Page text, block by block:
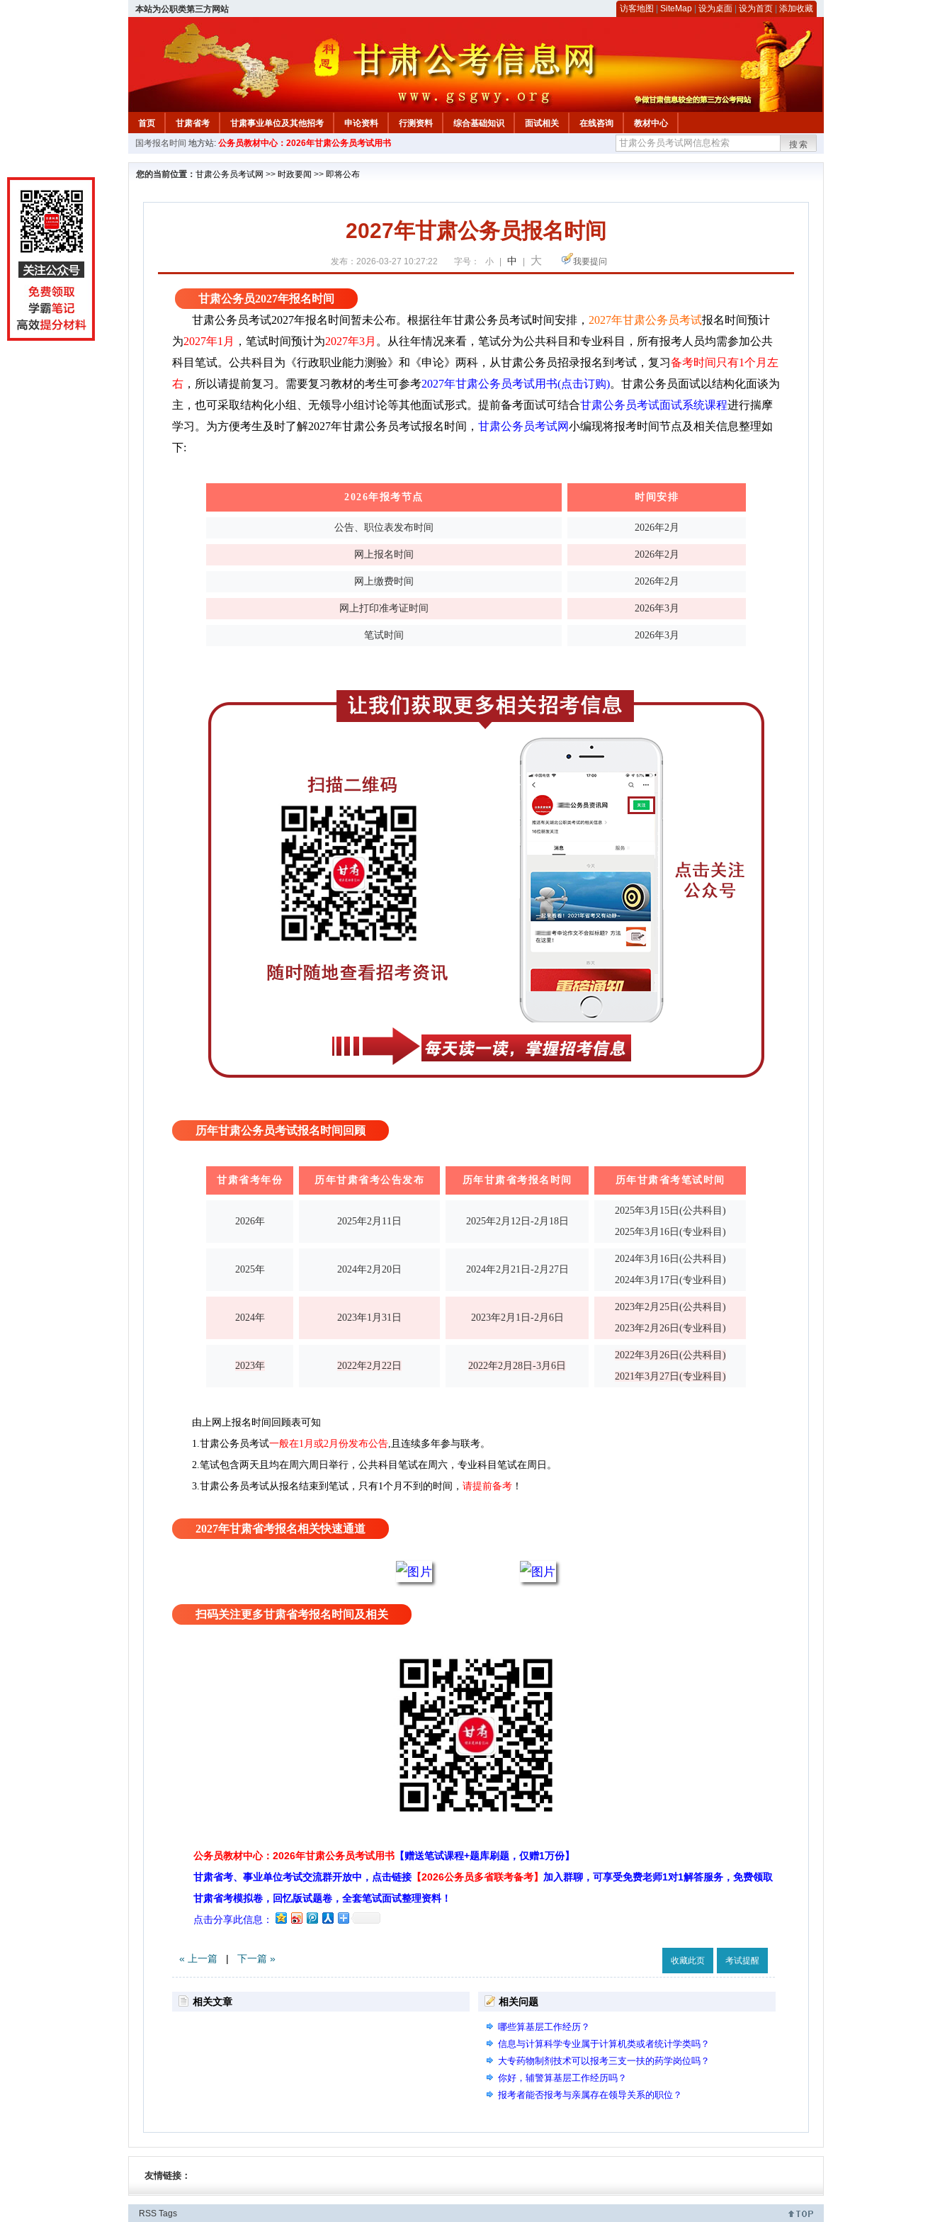
本站为公职类第三方网站 访客地图 SiteMap 设为桌面 设为首页 添加收藏
首页 甘肃省考 甘肃事业单位及其他招考 申论资料 行测资料 综合基础知识 面试相关 在线咨询
教材中心
国考报名时间 地方站: 公务员教材中心：2026年甘肃公务员考试用书 搜索
您的当前位置： 甘肃公务员考试网 >> 时政要闻 >> 即将公布
2027年甘肃公务员报名时间
发布：2026-03-27 10:27:22 字号： 小 中 大 我要提问
甘肃公务员2027年报名时间
甘肃公务员考试2027年报名时间暂未公布。 根据往年甘肃公务员考试时间安排， 2027年甘肃公务员考试报名时间预计
为2027年1月 ，笔试时间预计为2027年3月 。
从往年情况来看，笔试分为公共科目和专业科目，所有报考人员均需参加公共
科目笔试。公共科目为《行政职业能力测验》和《申论》两科， 从甘肃公务员招录报名到考试，复习备考时间只有1个月左
右 ，所以请提前复习。 需要复习教材的考生可参考2027年甘肃公务员考试用书(点击订购)。 甘肃公务员面试以结构化面谈为
主，也可采取结构化小组、无领导小组讨论等其他面试形式。 提前备考面试可结合甘肃公务员考试面试系统课程进行揣摩
学习。为方便考生及时了解2027年甘肃公务员考试报名时间， 甘肃公务员考试网小编现将报考时间节点及相关信息整理如
下:
2026年报考节点 时间安排
公告、职位表发布时间 2026年2月
网上报名时间 2026年2月
网上缴费时间 2026年2月
网上打印准考证时间 2026年3月
笔试时间 2026年3月
历年甘肃公务员考试报名时间回顾
甘肃省考年份 历年甘肃省考公告发布 历年甘肃省考报名时间 历年甘肃省考笔试时间
2026年 2025年2月11日 2025年2月12日-2月18日
2025年3月15日(公共科目)
2025年3月16日(专业科目)
2025年 2024年2月20日 2024年2月21日-2月27日
2024年3月16日(公共科目)
2024年3月17日(专业科目)
2024年 2023年1月31日 2023年2月1日-2月6日
2023年2月25日(公共科目)
2023年2月26日(专业科目)
2023年 2022年2月22日 2022年2月28日-3月6日
2022年3月26日(公共科目)
2021年3月27日(专业科目)
由上网上报名时间回顾表可知
1.甘肃公务员考试一般在1月或2月份发布公告,且连续多年参与联考。
2.笔试包含两天且均在周六周日举行，公共科目笔试在周六，专业科目笔试在周日。
3.甘肃公务员考试从报名结束到笔试，只有1个月不到的时间， 请提前备考 ！
2027年甘肃省考报名相关快速通道
扫码关注更多甘肃省考报名时间及相关
公务员教材中心：2026年甘肃公务员考试用书 【赠送笔试课程+题库刷题，仅赠1万份】
甘肃省考、事业单位考试交流群开放中，点击链接 【2026公务员多省联考备考】 加入群聊，可享受免费老师1对1解答服务，免费领取
甘肃省考模拟卷，回忆版试题卷，全套笔试面试整理资料！
点击分享此信息：
« 上一篇 | 下一篇 » 收藏此页 考试提醒
相关文章 相关问题
哪些算基层工作经历？
信息与计算科学专业属于计算机类或者统计学类吗？
大专药物制剂技术可以报考三支一扶的药学岗位吗？
你好，辅警算基层工作经历吗？
报考者能否报考与亲属存在领导关系的职位？
友情链接：
RSS Tags